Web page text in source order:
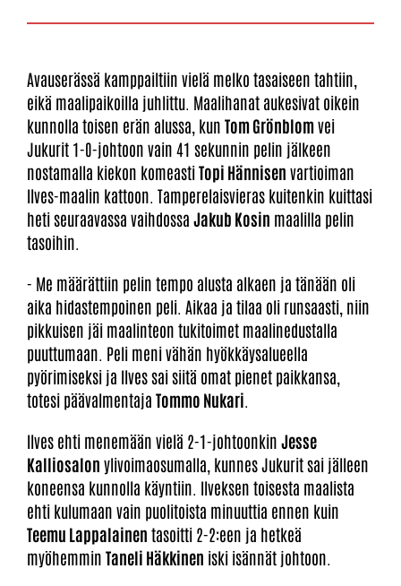
Avauserässä kamppailtiin vielä melko tasaiseen tahtiin,
eikä maalipaikoilla juhlittu. Maalihanat aukesivat oikein
kunnolla toisen erän alussa, kun Tom Grönblomvei
Jukurit 1-0-johtoon vain 41 sekunnin pelin jälkeen
nostamalla kiekon komeastiTopi Hännisen vartioiman
Ilves-maalin kattoon. Tamperelaisvieras kuitenkin kuittasi
heti seuraavassa vaihdossa Jakub Kosin maalilla pelin
tasoihin.
- Me määrättiin pelin tempo alusta alkaen ja tänään oli
aika hidastempoinen peli. Aikaa ja tilaa oli runsaasti, niin
pikkuisen jäi maalinteon tukitoimet maalinedustalla
puuttumaan. Peli meni vähän hyökkäysalueella
pyörimiseksi ja Ilves sai siitä omat pienet paikkansa,
totesi päävalmentaja Tommo Nukari
Ilves ehti menemään vielä 2-1-johtoonkin Jesse
Kalliosalon ylivoimaosumalla, kunnes Jukurit sai jälleen
koneensa kunnolla käyntiin. Ilveksen toisesta maalista
ehti kulumaan vain puolitoista minuuttia ennen kuin
Teemu Lappalainen tasoitti 2-2:een ja hetkeä
myöhemmin Taneli Häkkinen iski isännät johtoon.